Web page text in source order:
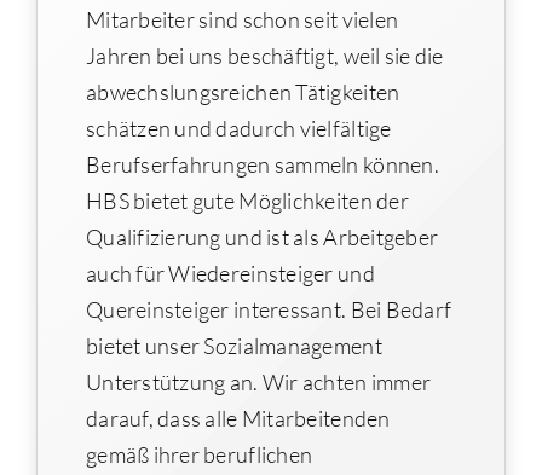
Mitarbeiter sind schon seit vielen
Jahren bei uns beschäftigt, weil sie die
abwechslungsreichen Tätigkeiten
schätzen und dadurch vielfältige
Berufserfahrungen sammeln können.
HBS bietet gute Möglichkeiten der
Qualifizierung und ist als Arbeitgeber
auch für Wiedereinsteiger und
Quereinsteiger interessant. Bei Bedarf
bietet unser Sozialmanagement
Unterstützung an. Wir achten immer
darauf, dass alle Mitarbeitenden
gemäß ihrer beruflichen